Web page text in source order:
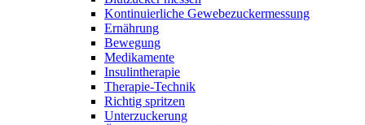
Kontinuierliche Gewebezuckermessung
Ernährung
Bewegung
Medikamente
Insulintherapie
Therapie-Technik
Richtig spritzen
Unterzuckerung